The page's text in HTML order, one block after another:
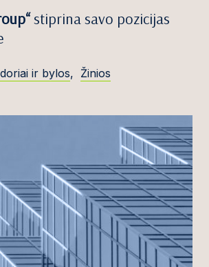
stiprina savo pozicijas
ir bylos, Žinios